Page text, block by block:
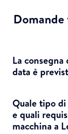
La
data è
Quale tipo
e quali
macchina a